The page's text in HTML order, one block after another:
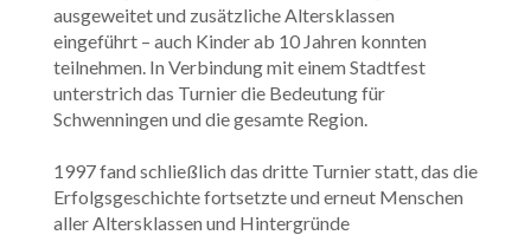
ausgeweitet und zusätzliche Altersklassen
eingeführt – auch Kinder ab 10 Jahren konnten
teilnehmen. In Verbindung mit einem Stadtfest
unterstrich das Turnier die Bedeutung für
Schwenningen und die gesamte Region.
1997 fand schließlich das dritte Turnier statt, das die
Erfolgsgeschichte fortsetzte und erneut Menschen
aller Altersklassen und Hintergründe